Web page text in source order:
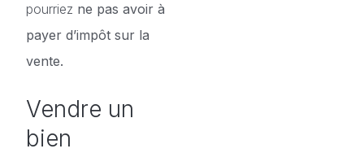
pourriez ne pas avoir à
payer d’impôt sur la
vente.
Vendre un
bien